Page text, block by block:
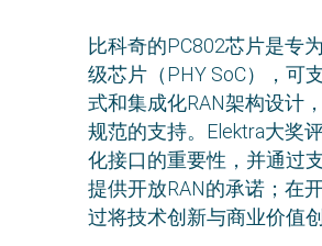
比科奇的PC802芯片是专
级芯片（PHY SoC），可
式和集成化RAN架构设计
规范的支持。Elektra大奖
化接口的重要性，并通过
提供开放RAN的承诺；在
过将技术创新与商业价值